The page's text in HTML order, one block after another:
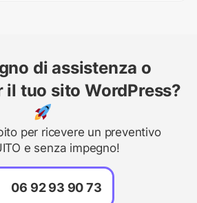
di assistenza o
il tuo sito WordPress?
per ricevere un preventivo
e senza impegno!
06 92 93 90 73